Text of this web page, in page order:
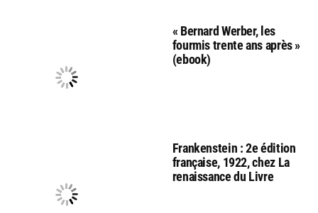
« Bernard Werber, les
fourmis trente ans après »
(ebook)
Frankenstein : 2e édition
française, 1922, chez La
renaissance du Livre